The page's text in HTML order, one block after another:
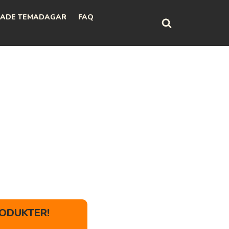
TEMADAGAR
FAQ